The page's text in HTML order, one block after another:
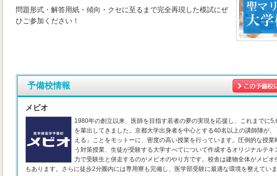
問題形式・解答用紙・傾向・クセに至るまで完全再現した模試にぜ
ひご参加ください！
予備校情報
メビオ
1980年の創立以来、医師を目指す若者の夢の実現を応援し、これまでに
を輩出してきました。京都大学出身者を中心とする40名以上の講師陣が
える」ことをモットーに、密度の高い授業を行っています。圧倒的な授
う対策授業、生徒が受験する大学すべてについて作成するオリジナルテ
力で受験生と併走するのがメビオのやり方です。校舎は建物全体がメビ
もあります。さらに徒歩2分圏内には専用寮も完備し、医学部受験に最適な環境を整えていま